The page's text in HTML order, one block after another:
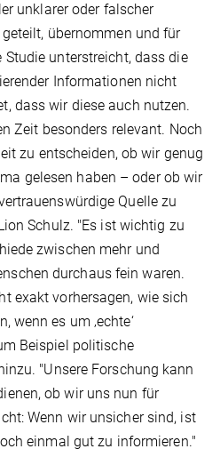
unklarer oder falscher
übernommen und für
unterstreicht, dass die
Informationen nicht
dass wir diese auch nutzen.
Zeit besonders relevant. Noch
zu entscheiden, ob wir genug
gelesen haben – oder ob wir
Quelle zu
Schulz. "Es ist wichtig zu
zwischen mehr und
durchaus fein waren.
exakt vorhersagen, wie sich
wenn es um ‚echte‘
Beispiel politische
"Unsere Forschung kann
ob wir uns nun für
Wenn wir unsicher sind, ist
einmal gut zu informieren."